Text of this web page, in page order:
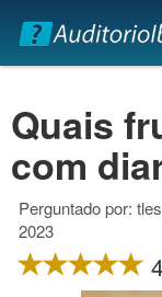
Quais
com
Perguntado por:
2023